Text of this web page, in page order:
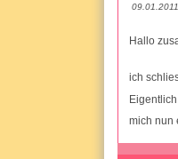
Hallo
ich
mich nun